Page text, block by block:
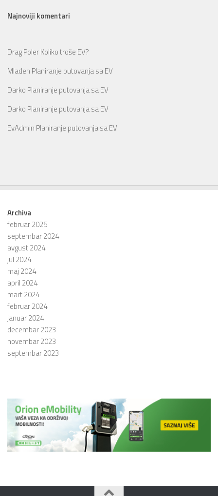
Najnoviji komentari
Drag PolerKoliko troše EV?
Mladen Planiranje putovanja sa EV
Darko Planiranje putovanja sa EV
Darko Planiranje putovanja sa EV
EvAdmin Planiranje putovanja sa EV
Archiva
februar 2025
septembar 2024
avgust 2024
jul 2024
maj 2024
april 2024
mart 2024
februar 2024
januar 2024
decembar 2023
novembar 2023
septembar 2023